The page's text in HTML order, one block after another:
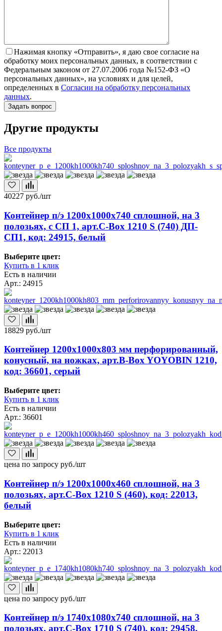
Нажимая кнопку «Отправить», я даю свое согласие на
обработку моих персональных данных, в соответствии с
Федеральным законом от 27.07.2006 года №152-ФЗ «О
персональных данных», на условиях и для целей,
определенных в Согласии на обработку персональных
данных.
Другие продукты
Все продукты
40227 руб./шт
Контейнер п/э 1200х1000х740 сплошной, на 3
полозьях, с СП 1, арт.C-Box 1210 S (740) ДП-
СП1, код: 24915, белый
Выберите цвет:
Купить в 1 клик
Есть в наличии
Арт.: 24915
18829 руб./шт
Контейнер 1200х1000х803 мм перфорированный,
конусный, на ножках, арт.B-Box YOYOBIN 1210,
код: 36601, серый
Выберите цвет:
Купить в 1 клик
Есть в наличии
Арт.: 36601
цена по запросу руб./шт
Контейнер п/э 1200х1000х460 сплошной, на 3
полозьях, арт.C-Box 1210 S (460), код: 22013,
белый
Выберите цвет:
Купить в 1 клик
Есть в наличии
Арт.: 22013
цена по запросу руб./шт
Контейнер п/э 1740х1080х740 сплошной, на 3
полозьях, арт.C-Box 1710 S (740), код: 29458,